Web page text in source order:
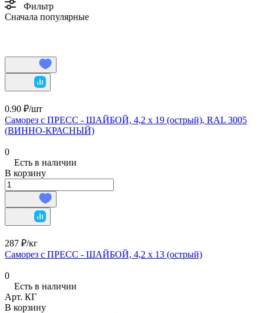
Фильтр
Сначала популярные
0.90 ₽/шт
Саморез с ПРЕСС - ШАЙБОЙ, 4,2 х 19 (острый), RAL 3005
(ВИННО-КРАСНЫЙ)
0
Есть в наличии
В корзину
287 ₽/кг
Саморез с ПРЕСС - ШАЙБОЙ, 4,2 х 13 (острый)
0
Есть в наличии
Арт. КГ
В корзину